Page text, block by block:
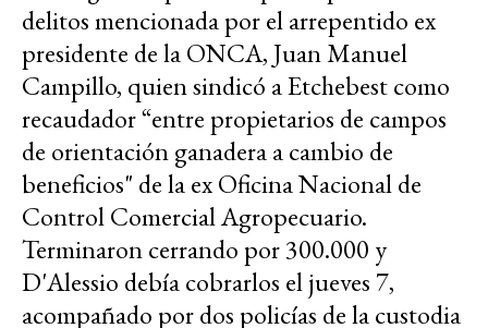
delitos mencionada por el arrepentido ex
presidente de la ONCA, Juan Manuel
Campillo, quiensindicó a Etchebest como
recaudador “entre propietarios de campos
de orientación ganadera a cambio de
beneficios" de la ex Oficina Nacional de
Control Comercial Agropecuario.
Terminaron cerrando por 300.000 y
D'Alessio debía cobrarlos el jueves 7,
acompañado por dos policías de la custodia